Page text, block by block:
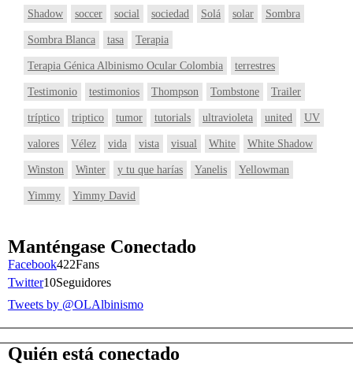
Shadow soccer social sociedad Solá solar Sombra
Sombra Blanca tasa Terapia
Terapia Génica Albinismo Ocular Colombia terrestres
Testimonio testimonios Thompson Tombstone Trailer
tríptico triptico tumor tutorials ultravioleta united UV
valores Vélez vida vista visual White White Shadow
Winston Winter y tu que harías Yanelis Yellowman
Yimmy Yimmy David
Manténgase Conectado
Facebook422Fans
Twitter10Seguidores
Tweets by @OLAlbinismo
Quién está conectado